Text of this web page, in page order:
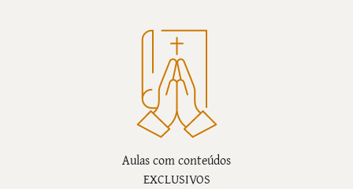
Aulas com conteúdos
EXCLUSIVOS